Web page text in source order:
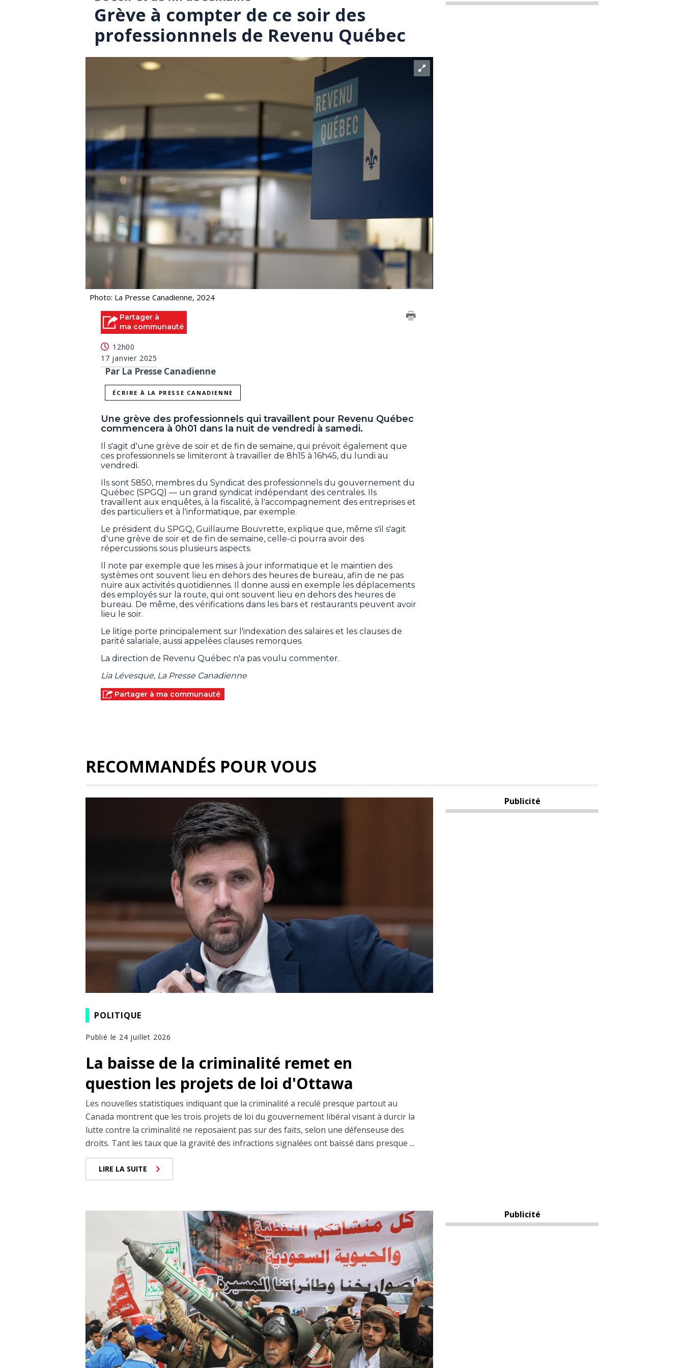
Grève à compter de ce soir des
professionnnels de Revenu Québec
Photo: La Presse Canadienne, 2024
Partager à
ma communauté
12h00
17 janvier 2025
Par La Presse Canadienne
ÉCRIRE À LA PRESSE CANADIENNE
Une grève des professionnels qui travaillent pour Revenu Québec
commencera à 0h01 dans la nuit de vendredi à samedi.
Il s'agit d'une grève de soir et de fin de semaine, qui prévoit également que
ces professionnels se limiteront à travailler de 8h15 à 16h45, du lundi au
vendredi.
Ils sont 5850, membres du Syndicat des professionnels du gouvernement du
Québec (SPGQ) — un grand syndicat indépendant des centrales. Ils
travaillent aux enquêtes, à la fiscalité, à l'accompagnement des entreprises et
des particuliers et à l'informatique, par exemple.
Le président du SPGQ, Guillaume Bouvrette, explique que, même s'il s'agit
d'une grève de soir et de fin de semaine, celle-ci pourra avoir des
répercussions sous plusieurs aspects.
Il note par exemple que les mises à jour informatique et le maintien des
systèmes ont souvent lieu en dehors des heures de bureau, afin de ne pas
nuire aux activités quotidiennes. Il donne aussi en exemple les déplacements
des employés sur la route, qui ont souvent lieu en dehors des heures de
bureau. De même, des vérifications dans les bars et restaurants peuvent avoir
lieu le soir.
Le litige porte principalement sur l'indexation des salaires et les clauses de
parité salariale, aussi appelées clauses remorques.
La direction de Revenu Québec n'a pas voulu commenter.
Lia Lévesque, La Presse Canadienne
Partager à ma communauté
RECOMMANDÉS POUR VOUS
POLITIQUE
Publié le 24 juillet 2026
La baisse de la criminalité remet en
question les projets de loi d'Ottawa
Les nouvelles statistiques indiquant que la criminalité a reculé presque partout au
Canada montrent que les trois projets de loi du gouvernement libéral visant à durcir la
lutte contre la criminalité ne reposaient pas sur des faits, selon une défenseuse des
droits. Tant les taux que la gravité des infractions signalées ont baissé dans presque ...
LIRE LA SUITE
Publicité
Publicité